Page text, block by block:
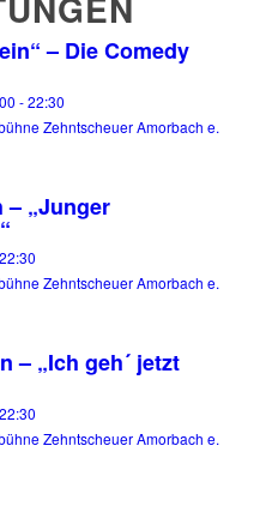
– Die Comedy
-22:30
Zehntscheuer Amorbach e.
– „Junger
22:30
Zehntscheuer Amorbach e.
– „Ich geh´ jetzt
22:30
Zehntscheuer Amorbach e.